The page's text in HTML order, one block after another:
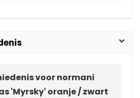
voor normani
'Myrsky' oranje / zwart